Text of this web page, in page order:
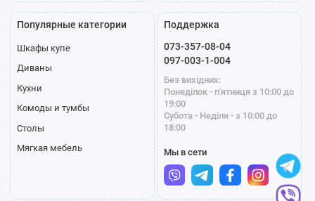
Популярные категории
Шкафы купе
Диваны
Кухни
Комоды и тумбы
Столы
Мягкая мебель
Поддержка
073-357-08-04
097-003-1-004
Без вихідних:
Понеділок - п'ятниця з 10:00 до
19:00
Субота - Неділя - з 10:00 до
18:00
Мы в сети